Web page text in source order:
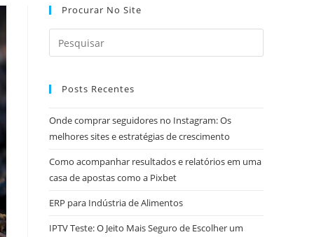
Procurar No Site
Posts Recentes
Onde comprar seguidores no Instagram: Os
melhores sites e estratégias de crescimento
Como acompanhar resultados e relatórios em uma
casa de apostas como a Pixbet
ERP para Indústria de Alimentos
IPTV Teste: O Jeito Mais Seguro de Escolher um